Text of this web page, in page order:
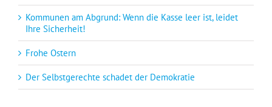
Kommunen am Abgrund: Wenn die Kasse leer ist, leidet
Ihre Sicherheit!
Frohe Ostern
Der Selbstgerechte schadet der Demokratie